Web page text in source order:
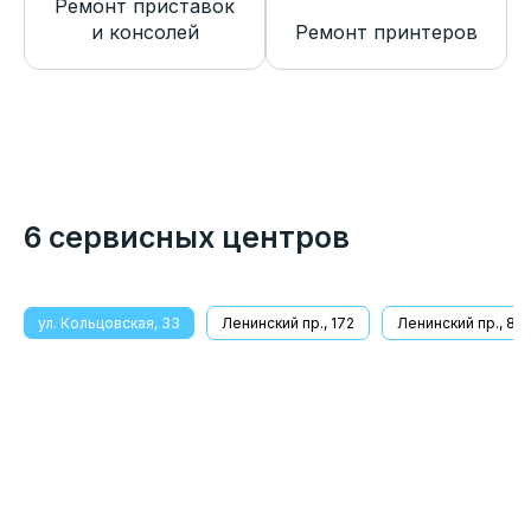
Ремонт приставок
и консолей
Ремонт принтеров
6 сервисных центров
ул. Кольцовская, 33 Ленинский пр., 172 Ленинский пр., 8/1